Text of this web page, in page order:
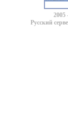
2005
Русский